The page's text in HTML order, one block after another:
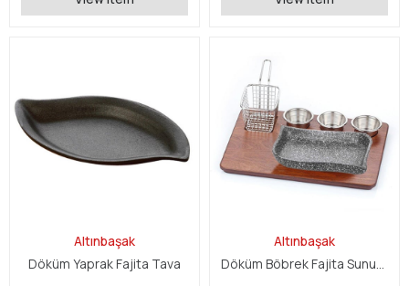
Altınbaşak
Döküm Yaprak Fajita Tava
Altınbaşak
Döküm Böbrek Fajita Sunum Seti